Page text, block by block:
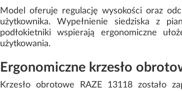
Model oferuje regulację wysokości oraz
użytkownika. Wypełnienie siedziska z
podłokietniki wspierają ergonomiczne
użytkowania.
Ergonomiczne krzesło
Krzesło obrotowe RAZE 13118 zostało